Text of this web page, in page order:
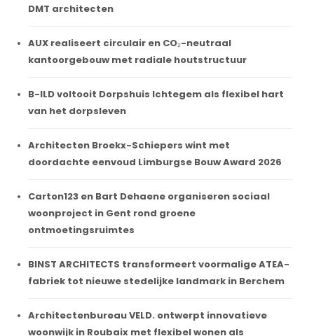
DMT architecten
AUX realiseert circulair en CO₂-neutraal
kantoorgebouw met radiale houtstructuur
B-ILD voltooit Dorpshuis Ichtegem als flexibel hart
van het dorpsleven
Architecten Broekx-Schiepers wint met
doordachte eenvoud Limburgse Bouw Award 2026
Carton123 en Bart Dehaene organiseren sociaal
woonproject in Gent rond groene
ontmoetingsruimtes
BINST ARCHITECTS transformeert voormalige ATEA-
fabriek tot nieuwe stedelijke landmark in Berchem
Architectenbureau VELD. ontwerpt innovatieve
woonwijk in Roubaix met flexibel wonen als